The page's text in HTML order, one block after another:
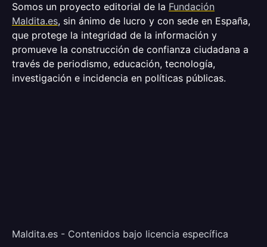
Somos un proyecto editorial de la Fundación
Maldita.es, sin ánimo de lucro y con sede en España,
que protege la integridad de la información y
promueve la construcción de confianza ciudadana a
través de periodismo, educación, tecnología,
investigación e incidencia en políticas públicas.
Maldita.es - Contenidos bajo licencia específica